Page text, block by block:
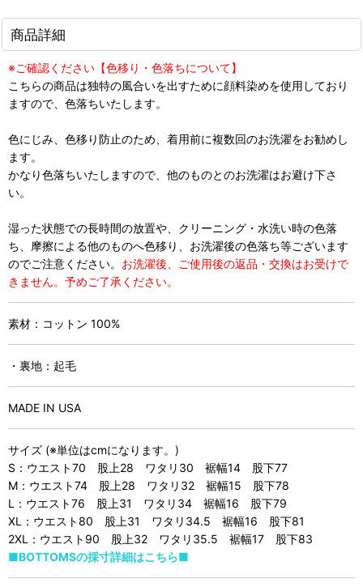
商品詳細
※ご確認ください【色移り・色落ちについて】
こちらの商品は独特の風合いを出すために顔料染めを使用しており
ますので、色落ちいたします。
色にじみ、色移り防止のため、着用前に複数回のお洗濯をお勧めし
ます。
かなり色落ちいたしますので、他のものとのお洗濯はお避け下さ
い。
湿った状態での長時間の放置や、クリーニング・水洗い時の色落
ち、摩擦による他のものへ色移り、お洗濯後の色落ち等ございます
のでご注意ください。 お洗濯後、ご使用後の返品・交換はお受けで
きません。予めご了承ください。
素材：コットン 100%
・裏地：起毛
MADE IN USA
サイズ (※単位はcmになります。)
S：ウエスト70 股上28 ワタリ30 裾幅14 股下77
M：ウエスト74 股上28 ワタリ32 裾幅15 股下78
L：ウエスト76 股上31 ワタリ34 裾幅16 股下79
XL：ウエスト80 股上31 ワタリ34.5 裾幅16 股下81
2XL：ウエスト90 股上32 ワタリ35.5 裾幅17 股下83
■BOTTOMSの採寸詳細はこちら■